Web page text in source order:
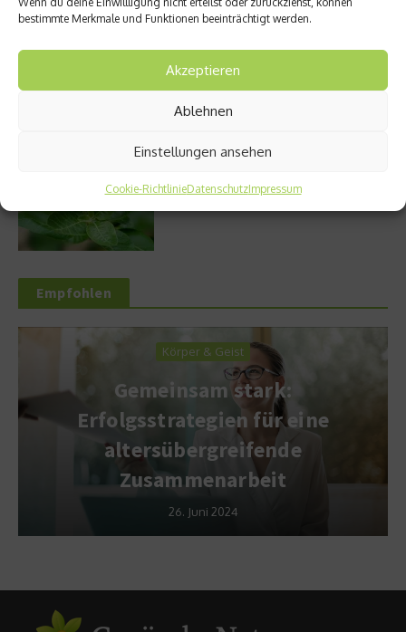
bestimmte Merkmale und Funktionen beeinträchtigt werden.
Akzeptieren
Ablehnen
Einstellungen ansehen
Cookie-RichtlinieDatenschutzImpressum
Stuhlgang – wie oft ist eigentlich normal?
Empfohlen
Körper & Geist
Gemeinsam stark:
Erfolgsstrategien für eine
altersübergreifende
Zusammenarbeit
26. Juni 2024